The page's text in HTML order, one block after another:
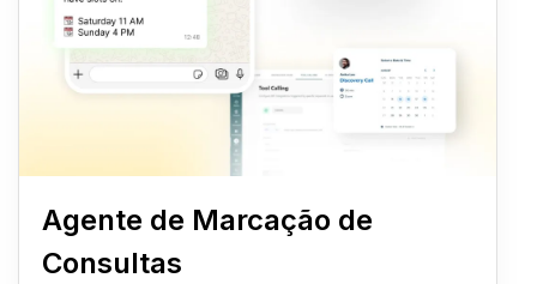
Agente de Marcação de
Consultas